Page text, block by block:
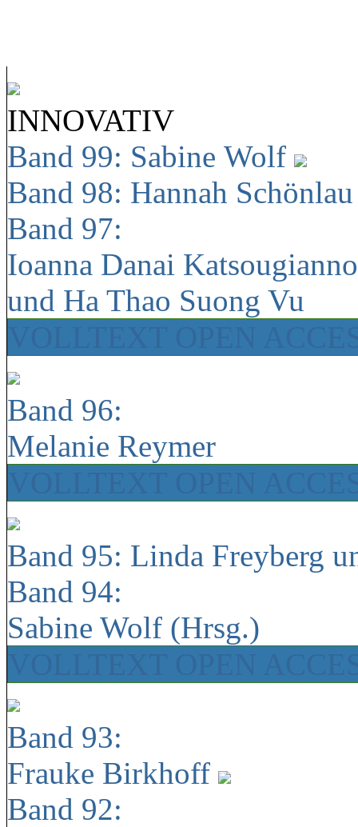
INNOVATIV
Band 99: Sabine Wolf
Band 98: Hannah
Band 97:
Ioanna Danai
und Ha Thao Suong Vu
Band 96:
Melanie Reymer
Band 95: Linda Freyberg
Band 94:
Sabine Wolf (Hrsg.)
Band 93:
Frauke Birkhoff
Band 92: